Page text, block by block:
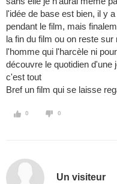
l'idée de base est bien, il y
pendant le film, mais
la fin du film ou on reste
l'homme qui l'harcèle ni
découvre le quotidien d'une
c'est tout
Bref un film qui se laisse
0 0
Un visiteur